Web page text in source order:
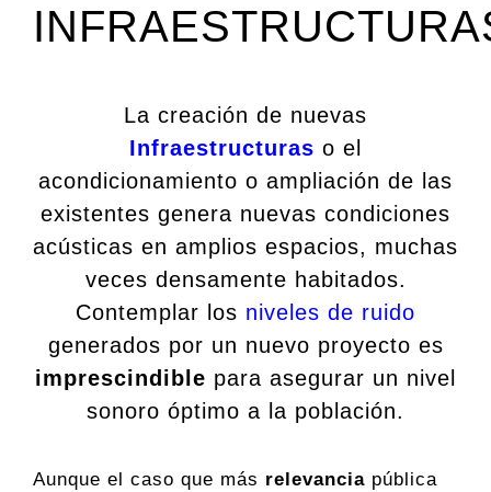
La creación de nuevas
Infraestructuras o el
acondicionamiento o ampliación de las
existentes genera nuevas condiciones
acústicas en amplios espacios, muchas
veces densamente habitados.
Contemplar los niveles de ruido
generados por un nuevo proyecto es
imprescindible para asegurar un nivel
sonoro óptimo a la población.
Aunque el caso que más relevanciapública